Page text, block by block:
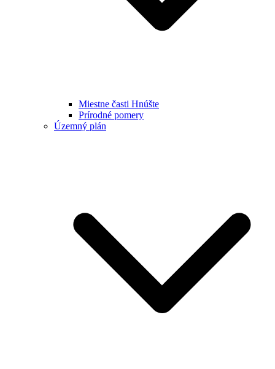
Miestne časti Hnúšte
Prírodné pomery
Územný plán